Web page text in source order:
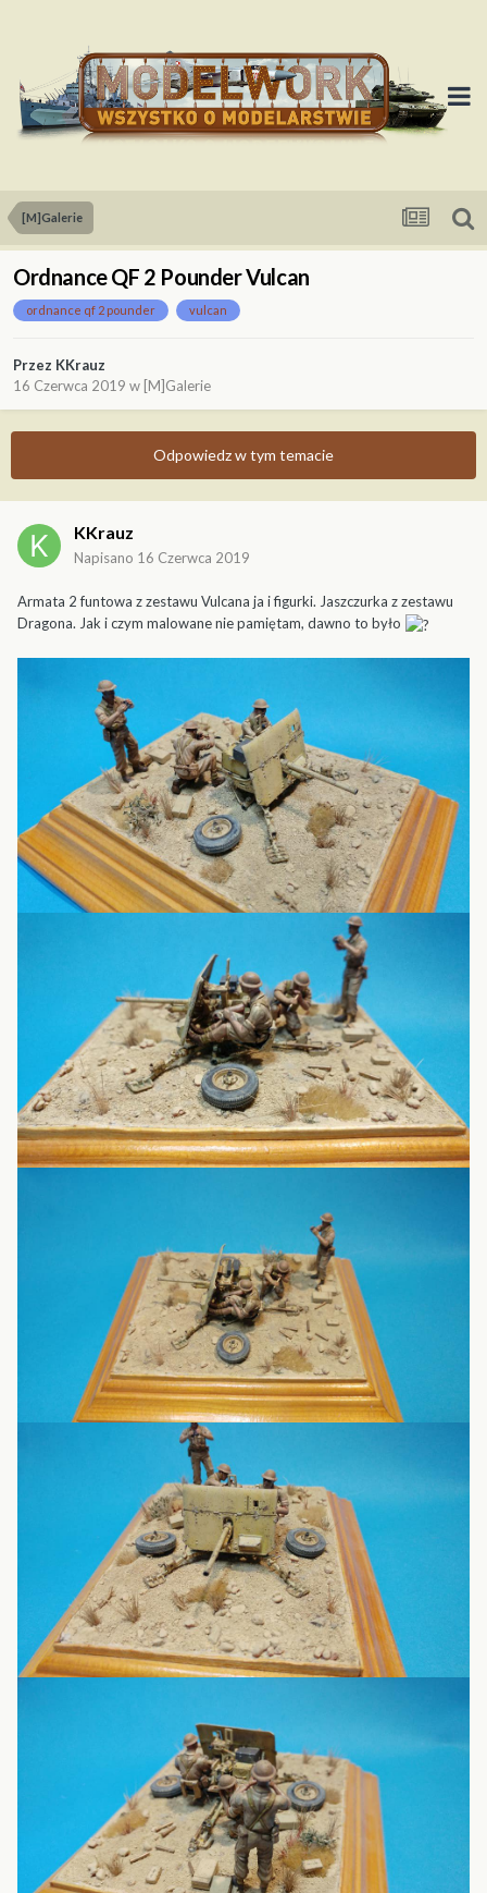
[M]Galerie
Ordnance QF 2 Pounder Vulcan
ordnance qf 2 pounder vulcan
Przez KKrauz
16 Czerwca 2019 w [M]Galerie
Odpowiedz w tym temacie
KKrauz
Napisano 16 Czerwca 2019
Armata 2 funtowa z zestawu Vulcana ja i figurki. Jaszczurka z zestawu
Dragona. Jak i czym malowane nie pamiętam, dawno to było